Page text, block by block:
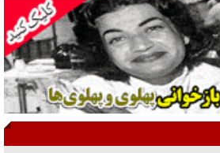
مخالفان مکانت معنوی رهبر شهید را